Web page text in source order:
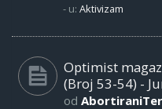
- u: Aktivizam
Optimist
(Broj 53-54) -
od